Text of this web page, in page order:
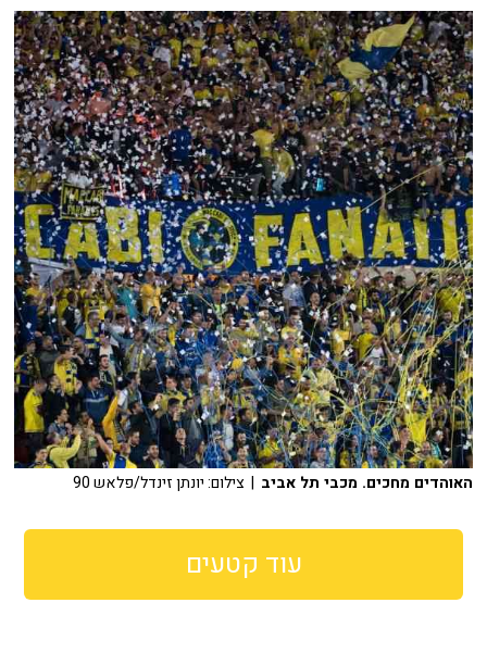
האוהדים מחכים. מכבי תל אביב | צילום: יונתן זינדל/פלאש 90
עוד קטעים